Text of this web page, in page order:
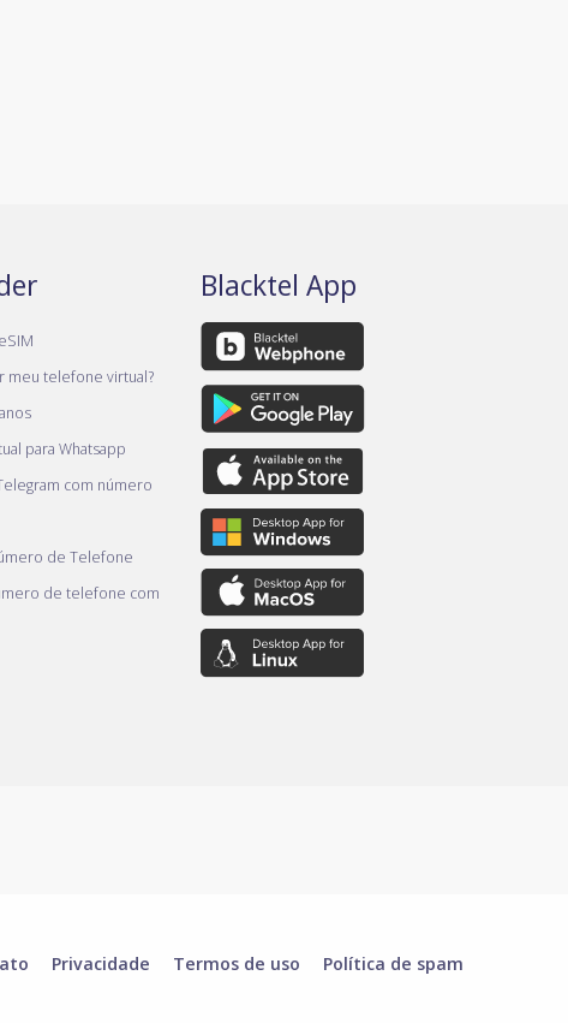
meu telefone virtual?
para Whatsapp
com número
de Telefone
de telefone com
Blacktel App
Privacidade Termos de uso Política de spam